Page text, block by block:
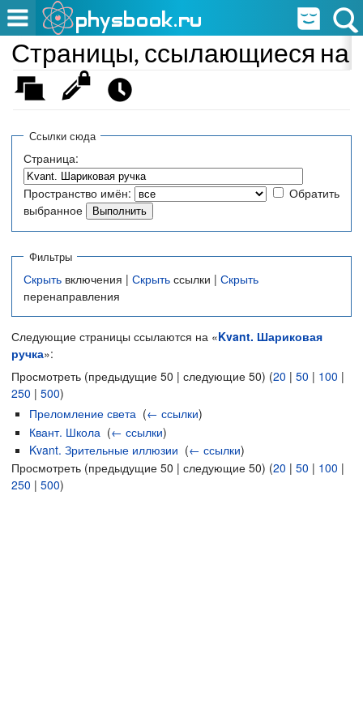
Страницы, ссылающиеся на
Ссылки сюда
Страница:
Пространство имён:
Обратить
выбранное
Фильтры
Скрыть включения | Скрыть ссылки | Скрыть
перенаправления
Следующие страницы ссылаются на «Kvant. Шариковая
ручка»:
Просмотреть (предыдущие 50 | следующие 50) (20 | 50 | 100 |
250 | 500)
Преломление света (← ссылки)
Квант. Школа (← ссылки)
Kvant. Зрительные иллюзии (← ссылки)
Просмотреть (предыдущие 50 | следующие 50) (20 | 50 | 100 |
250 | 500)